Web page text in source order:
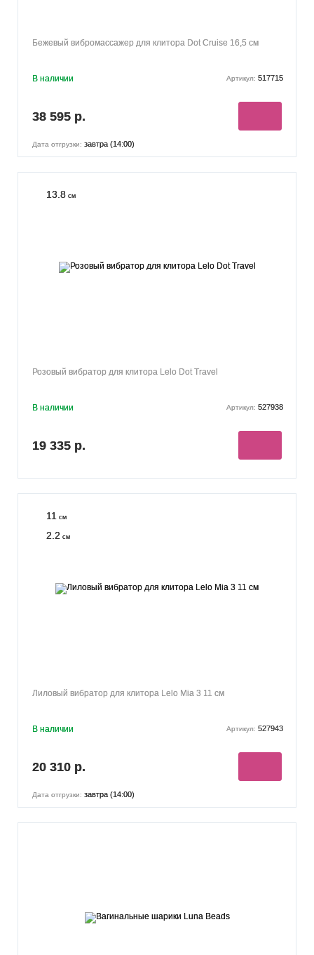
Бежевый вибромассажер для клитора Dot Cruise 16,5 см
В наличии Артикул: 517715
38 595 р.
Дата отгрузки: завтра (14:00)
13.8 см
Розовый вибратор для клитора Lelo Dot Travel
В наличии Артикул: 527938
19 335 р.
11 см
2.2 см
Лиловый вибратор для клитора Lelo Mia 3 11 см
В наличии Артикул: 527943
20 310 р.
Дата отгрузки: завтра (14:00)